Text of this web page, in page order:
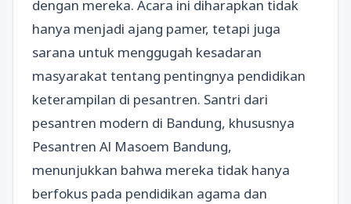
dengan mereka. Acara ini diharapkan tidak
hanya menjadi ajang pamer, tetapi juga
sarana untuk menggugah kesadaran
masyarakat tentang pentingnya pendidikan
keterampilan di pesantren. Santri dari
pesantren modern di Bandung, khususnya
Pesantren Al Masoem Bandung,
menunjukkan bahwa mereka tidak hanya
berfokus pada pendidikan agama dan